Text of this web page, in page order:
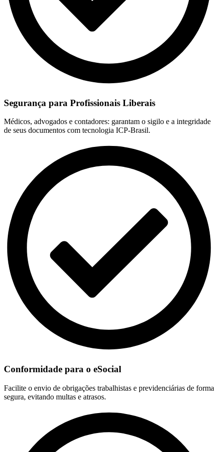
Segurança para Profissionais Liberais
Médicos, advogados e contadores: garantam o sigilo e a integridade
de seus documentos com tecnologia ICP-Brasil.
Conformidade para o eSocial
Facilite o envio de obrigações trabalhistas e previdenciárias de forma
segura, evitando multas e atrasos.